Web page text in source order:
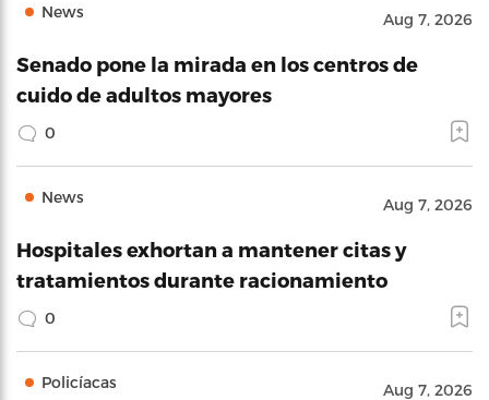
News Aug 7, 2026
Senado pone la mirada en los centros de
cuido de adultos mayores
0
News Aug 7, 2026
Hospitales exhortan a mantener citas y
tratamientos durante racionamiento
0
Policíacas Aug 7, 2026